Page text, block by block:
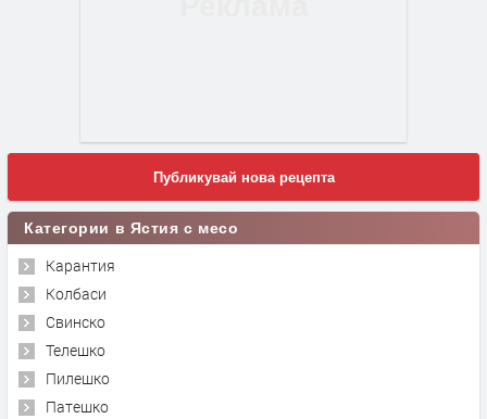
Публикувай нова рецепта
Категории в Ястия с месо
Карантия
Колбаси
Свинско
Телешко
Пилешко
Патешко